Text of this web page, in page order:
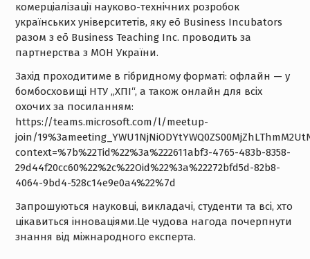
комерціалізації науково-технічних розробок
українських університетів, яку eō Business Incubators
разом з eō Business Teaching Inc. проводить за
партнерства з МОН України.
Захід проходитиме в гібридному форматі: офлайн — у
бомбосховищі НТУ „ХПІ“, а також онлайн для всіх
охочих за посиланням:
https://teams.microsoft.com/l/meetup-
join/
context=%7b%22Tid%22%3a%222611abf3-4765-483b-8358-
29d44f20cc60%22%2c%22Oid%22%3a%22272bfd5d-82b8-
4064-9bd4-528c14e9e0a4%22%7d
Запрошуються науковці, викладачі, студенти та всі, хто
цікавиться інноваціями.Це чудова нагода почерпнути
знання від міжнародного експерта.